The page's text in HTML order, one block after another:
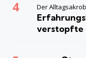
Der
verstopfte